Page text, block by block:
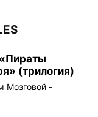
(трилогия)
Мозговой -